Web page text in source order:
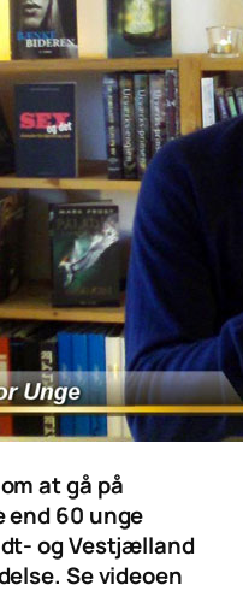
at gå på
end 60 unge
og Vestjælland
Se videoen